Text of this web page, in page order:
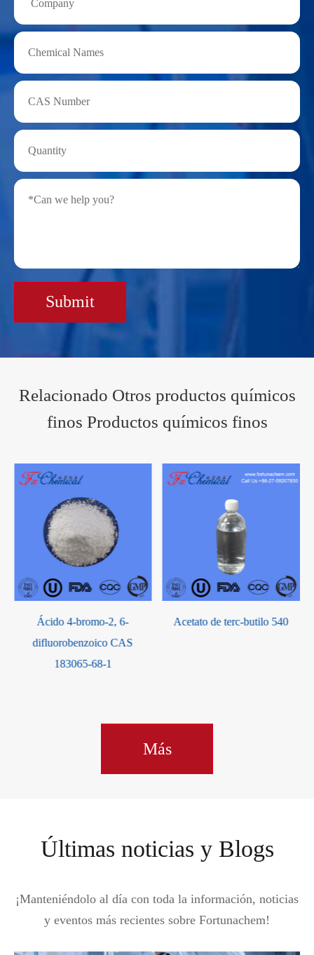
Submit
Relacionado Otros productos químicos
finos Productos químicos finos
Acetato de terc-butilo 540
Cloruro de níquel hexahidrato
Más
Últimas noticias y Blogs
¡Manteniéndolo al día con toda la información, noticias
y eventos más recientes sobre Fortunachem!